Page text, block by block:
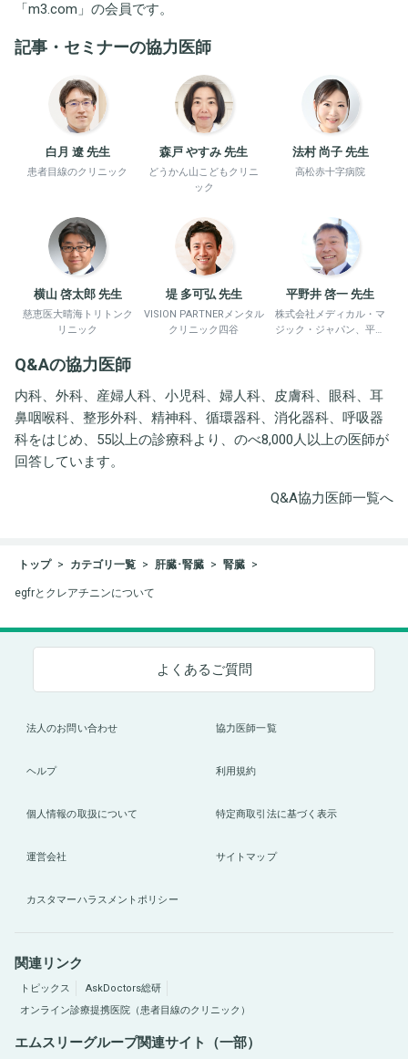
「m3.com 」の会員です。
記事・セミナーの協力医師
白月 遼 先生
患者目線のクリニック
森戸 やすみ 先生
どうかん山こどもクリニ
ック
法村 尚子 先生
高松赤十字病院
横山 啓太郎 先生
慈恵医大晴海トリトンク
リニック
堤 多可弘 先生
VISION PARTNERメンタル
クリニック四谷
平野井 啓一 先生
株式会社メディカル・マ
ジック・ジャパン、平野
Q&Aの協力医師
内科、外科、産婦人科、小児科、婦人科、皮膚科、眼科、耳
鼻咽喉科、整形外科、精神科、循環器科、消化器科、呼吸器
科をはじめ、55以上の診療科より、のべ8,000人以上の医師が
回答しています。
Q&A協力医師一覧へ
トップ カテゴリ一覧 肝臓･腎臓 腎臓
egfrとクレアチニンについて
よくあるご質問
法人のお問い合わせ 協力医師一覧
ヘルプ 利用規約
個人情報の取扱について 特定商取引法に基づく表示
運営会社 サイトマップ
カスタマーハラスメントポリシー
関連リンク
トピックス
AskDoctors総研
オンライン診療提携医院（患者目線のクリニック）
エムスリーグループ関連サイト（一部）